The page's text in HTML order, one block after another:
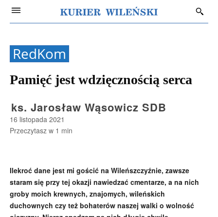
RedKom
Pamięć jest wdzięcznością serca
ks. Jarosław Wąsowicz SDB
16 listopada 2021
Przeczytasz w 1 min
Ilekroć dane jest mi gościć na Wileńszczyźnie, zawsze
staram się przy tej okazji nawiedzać cmentarze, a na nich
groby moich krewnych, znajomych, wileńskich
duchownych czy też bohaterów naszej walki o wolność